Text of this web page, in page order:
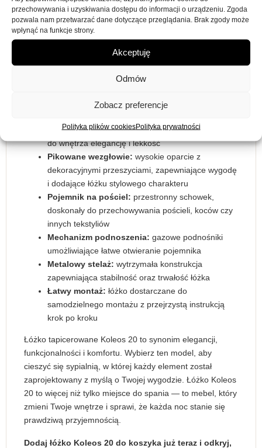
przechowywania i uzyskiwania dostępu do informacji o urządzeniu. Zgoda
pozwala nam przetwarzać dane dotyczące przeglądania. Brak zgody może
wpłynąć na funkcje strony.
Akceptuję
Odmów
Zobacz preferencje
Polityka plików cookiesPolityka prywatności
przed kurzem i sprawia, że wnętrze łóżka prezentuje się
estetycznie.
Kluczowe cechy łóżka
Koleos 20:
przestrzeń do komfortowego wypoczynku dla
Tapicerka:subtelny beżowy kolor, wprowadzający
do wnętrza elegancję i lekkość
Pikowane wezgłowie: wysokie oparcie z
dekoracyjnymi przeszyciami, zapewniające wygodę
i dodające łóżku stylowego charakteru
Pojemnik na pościel: przestronny schowek,
doskonały do przechowywania pościeli, koców czy
innych tekstyliów
Mechanizm podnoszenia: gazowe podnośniki
umożliwiające łatwe otwieranie pojemnika
Metalowy stelaż: wytrzymała konstrukcja
zapewniająca stabilność oraz trwałość łóżka
Łatwy montaż: łóżko dostarczane do
samodzielnego montażu z przejrzystą instrukcją
krok po kroku
Łóżko tapicerowane Koleos 20 to synonim elegancji,
funkcjonalności i komfortu. Wybierz ten model, aby
cieszyć się sypialnią, w której każdy element został
zaprojektowany z myślą o Twojej wygodzie. Łóżko Koleos
20 to więcej niż tylko miejsce do spania — to mebel, który
zmieni Twoje wnętrze i sprawi, że każda noc stanie się
prawdziwą przyjemnością.
Dodaj łóżko Koleos 20 do koszyka już teraz i odkryj,